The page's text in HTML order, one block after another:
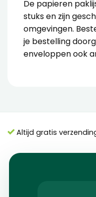
De papieren
stuks en zijn
omgevingen.
je bestelling
enveloppenook
Altijd gratis